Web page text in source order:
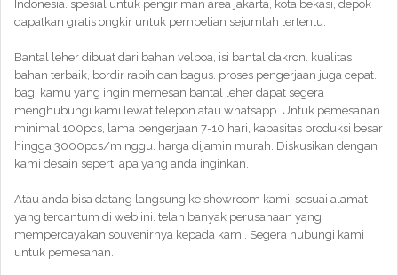
Indonesia. spesial untuk pengiriman area jakarta, kota bekasi, depok
dapatkan gratis ongkir untuk pembelian sejumlah tertentu.
Bantal leher dibuat dari bahan velboa, isi bantal dakron. kualitas
bahan terbaik, bordir rapih dan bagus. proses pengerjaan juga cepat.
bagi kamu yang ingin memesan bantal leher dapat segera
menghubungi kami lewat telepon atau whatsapp. Untuk pemesanan
minimal 100pcs, lama pengerjaan 7-10 hari, kapasitas produksi besar
hingga 3000pcs/minggu. harga dijamin murah. Diskusikan dengan
kami desain seperti apa yang anda inginkan.
Atau anda bisa datang langsung ke showroom kami, sesuai alamat
yang tercantum di web ini. telah banyak perusahaan yang
mempercayakan souvenirnya kepada kami. Segera hubungi kami
untuk pemesanan.